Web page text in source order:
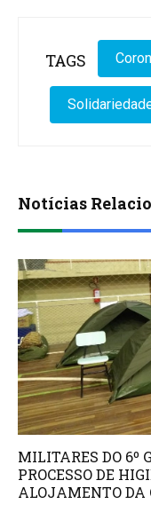
TAGS
Notícias
MILITARES DO 6º
PROCESSO DE
ALOJAMENTO DA